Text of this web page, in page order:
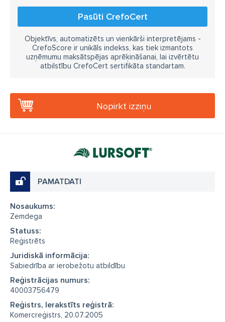
Pasūti CrefoCert
Objektīvs, automatizēts un vienkārši interpretējams -
CrefoScore ir unikāls indekss, kas tiek izmantots
uzņēmumu maksātspējas aprēķināšanai, lai izvērtētu
atbilstību CrefoCert sertifikāta standartam.
Nopirkt izziņu
PAMATDATI
Nosaukums:
Zemdega
Statuss:
Reģistrēts
Juridiskā informācija:
Sabiedrība ar ierobežotu atbildību
Reģistrācijas numurs:
40003756479
Reģistrs, Ierakstīts reģistrā:
Komercreģistrs, 20.07.2005